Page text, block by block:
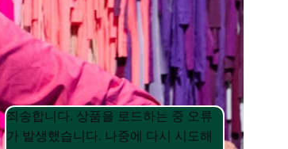
Product
List
Product
List
죄송합니다. 상품을 로드하는 중 오류
가 발생했습니다. 나중에 다시 시도해